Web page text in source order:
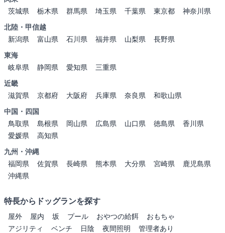
茨城県
栃木県 群馬県 埼玉県 千葉県 東京都
神奈川県
北陸・甲信越
新潟県
富山県 石川県 福井県 山梨県
長野県
東海
岐阜県
静岡県 愛知県
三重県
近畿
滋賀県
京都府 大阪府 兵庫県 奈良県
和歌山県
中国・四国
鳥取県
島根県 岡山県 広島県 山口県 徳島県
香川県
愛媛県
高知県
九州・沖縄
福岡県
佐賀県 長崎県 熊本県 大分県 宮崎県
鹿児島県
沖縄県
特長からドッグランを探す
屋外 屋内 坂 プール おやつの給餌
おもちゃ
アジリティ
ベンチ 日陰 夜間照明
管理者あり